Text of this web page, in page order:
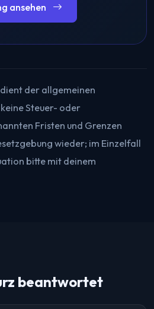
ansehen
der allgemeinen
Steuer- oder
Fristen und Grenzen
wieder; im Einzelfall
bitte mit deinem
beantwortet